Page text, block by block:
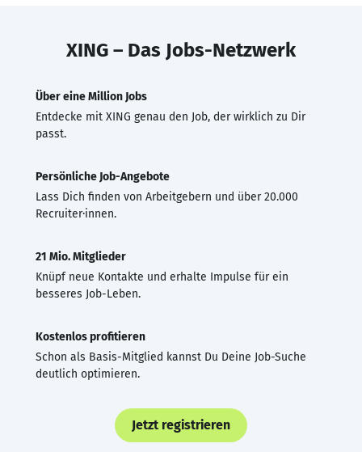
XING – Das Jobs-Netzwerk
Über eine Million Jobs
Entdecke mit XING genau den Job, der wirklich zu Dir
passt.
Persönliche Job-Angebote
Lass Dich finden von Arbeitgebern und über 20.000
Recruiter·innen.
21 Mio. Mitglieder
Knüpf neue Kontakte und erhalte Impulse für ein
besseres Job-Leben.
Kostenlos profitieren
Schon als Basis-Mitglied kannst Du Deine Job-Suche
deutlich optimieren.
Jetzt registrieren